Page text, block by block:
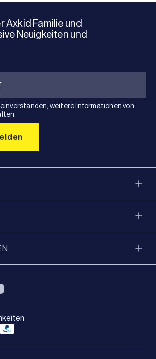
Axkid Familie und
Neuigkeiten und
einverstanden, weitere Informationen von
Payment
Payment